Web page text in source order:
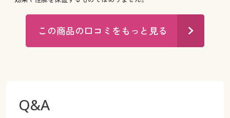
この商品の口コミをもっと見る
Q&A